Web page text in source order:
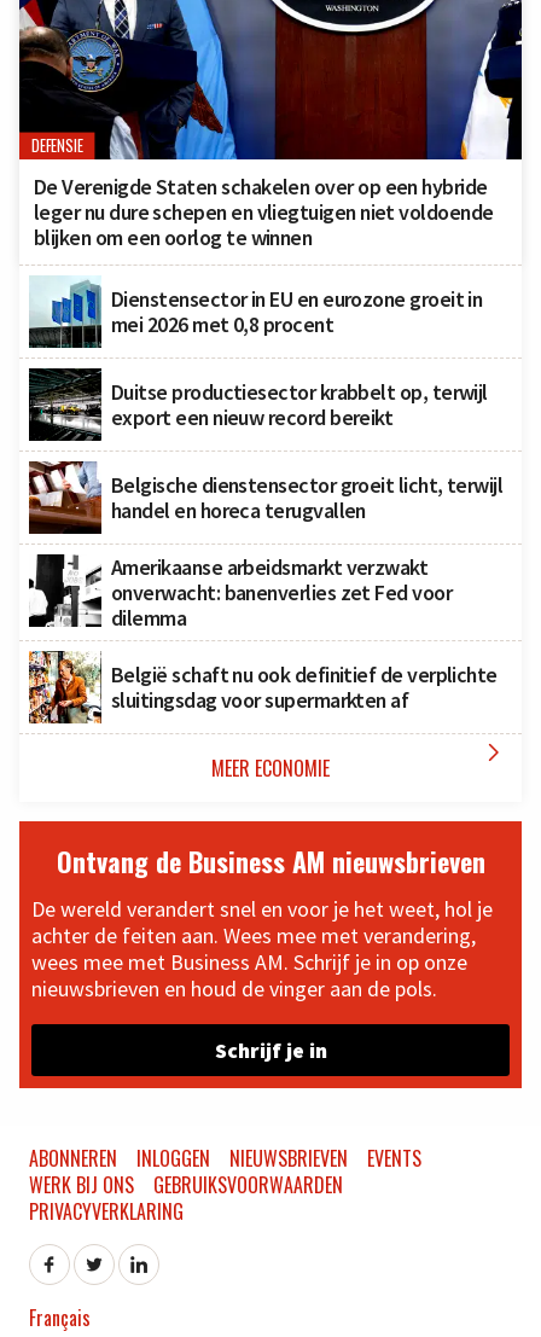
DEFENSIE
De Verenigde Staten schakelen over op een hybride
leger nu dure schepen en vliegtuigen niet voldoende
blijken om een oorlog te winnen
Dienstensector in EU en eurozone groeit in
mei 2026 met 0,8 procent
Duitse productiesector krabbelt op, terwijl
export een nieuw record bereikt
Belgische dienstensector groeit licht, terwijl
handel en horeca terugvallen
Amerikaanse arbeidsmarkt verzwakt
onverwacht: banenverlies zet Fed voor
dilemma
België schaft nu ook definitief de verplichte
sluitingsdag voor supermarkten af
MEER ECONOMIE 
Ontvang de Business AM nieuwsbrieven
De wereld verandert snel en voor je het weet, hol je
achter de feiten aan. Wees mee met verandering,
wees mee met Business AM. Schrijf je in op onze
nieuwsbrieven en houd de vinger aan de pols.
Schrijf je in
ABONNEREN INLOGGEN NIEUWSBRIEVEN
EVENTS
WERK BIJ ONS
GEBRUIKSVOORWAARDEN
PRIVACYVERKLARING
Français